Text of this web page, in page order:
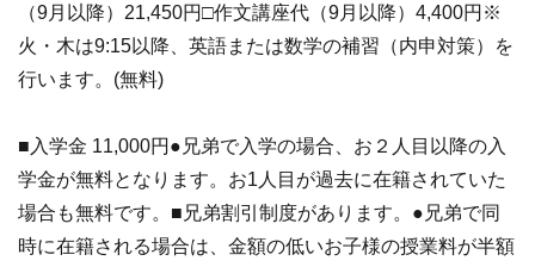
（9月以降）21,450円□作文講座代（9月以降）4,400円※
火・木は9:15以降、英語または数学の補習（内申対策）を
行います。(無料)
■入学金 11,000円●兄弟で入学の場合、お２人目以降の入
学金が無料となります。お1人目が過去に在籍されていた
場合も無料です。■兄弟割引制度があります。●兄弟で同
時に在籍される場合は、金額の低いお子様の授業料が半額